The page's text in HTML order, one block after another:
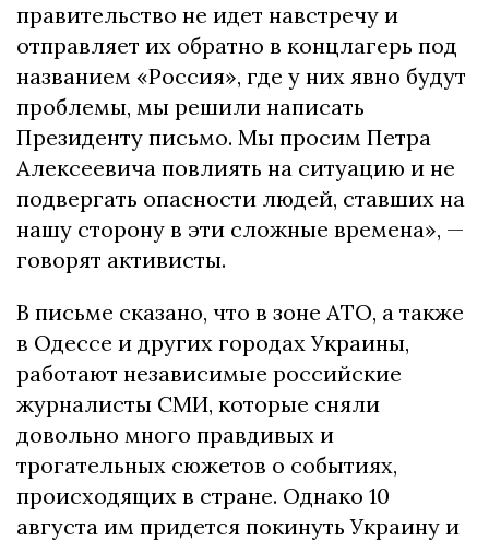
правительство не идет навстречу и
отправляет их обратно в концлагерь под
названием «Россия», где у них явно будут
проблемы, мы решили написать
Президенту письмо. Мы просим Петра
Алексеевича повлиять на ситуацию и не
подвергать опасности людей, ставших на
нашу сторону в эти сложные времена», —
говорят активисты.
В письме сказано, что в зоне АТО, а также
в Одессе и других городах Украины,
работают независимые российские
журналисты СМИ, которые сняли
довольно много правдивых и
трогательных сюжетов о событиях,
происходящих в стране. Однако 10
августа им придется покинуть Украину и